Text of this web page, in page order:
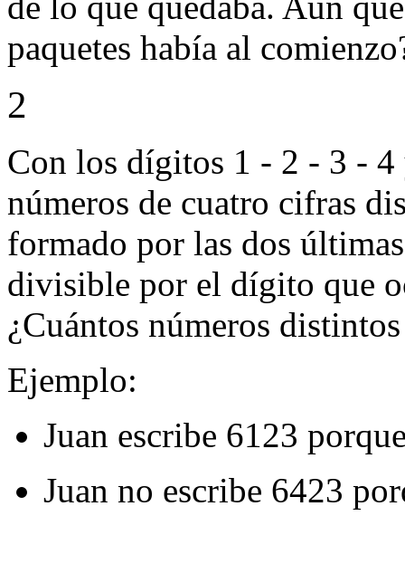
paquetes había al
2
Con los dígitos 1 - 2 - 3 - 4
números de cuatro cifras
formado por las dos
divisible por el dígito que
¿Cuántos números
Ejemplo:
Juan escribe 6123
Juan no escribe 6423